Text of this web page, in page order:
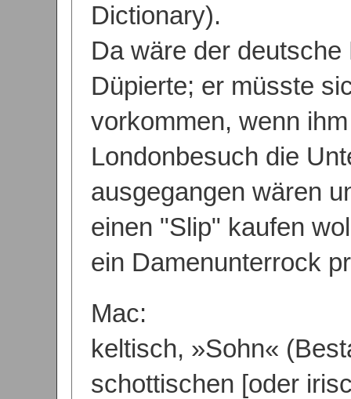
Dictionary).
Da wäre der deutsche
Düpierte; er müsste
vorkommen, wenn
Londonbesuch die
ausgegangen wären
einen "Slip" kaufen
ein Damenunterrock
Mac:
keltisch, »Sohn«
schottischen [oder